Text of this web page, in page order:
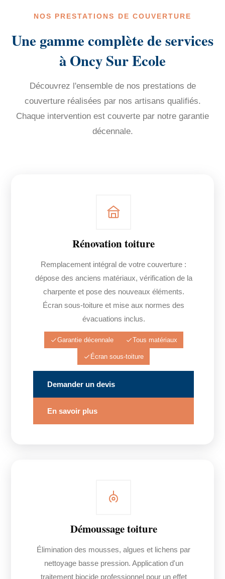
NOS PRESTATIONS DE COUVERTURE
Une gamme complète de services
à Oncy Sur Ecole
Découvrez l'ensemble de nos prestations de
couverture réalisées par nos artisans qualifiés.
Chaque intervention est couverte par notre garantie
décennale.
Rénovation toiture
Remplacement intégral de votre couverture :
dépose des anciens matériaux, vérification de la
charpente et pose des nouveaux éléments.
Écran sous-toiture et mise aux normes des
évacuations inclus.
Garantie décennale Tous matériaux
Écran sous-toiture
Demander un devis
En savoir plus
Démoussage toiture
Élimination des mousses, algues et lichens par
nettoyage basse pression. Application d'un
traitement biocide professionnel pour un effet